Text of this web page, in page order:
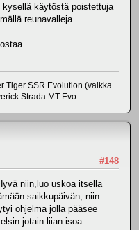
kysellä käytöstä poistettuja
reunavalleja.
Tiger SSR Evolution (vaikka
Strada MT Evo
#148
niin,luo uskoa itsella
saikkupäivän, niin
ohjelma jolla pääsee
jotain liian isoa: